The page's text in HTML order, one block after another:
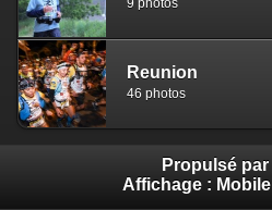
9 photos
Reunion
46 photos
Propulsé par
Affichage : Mobile